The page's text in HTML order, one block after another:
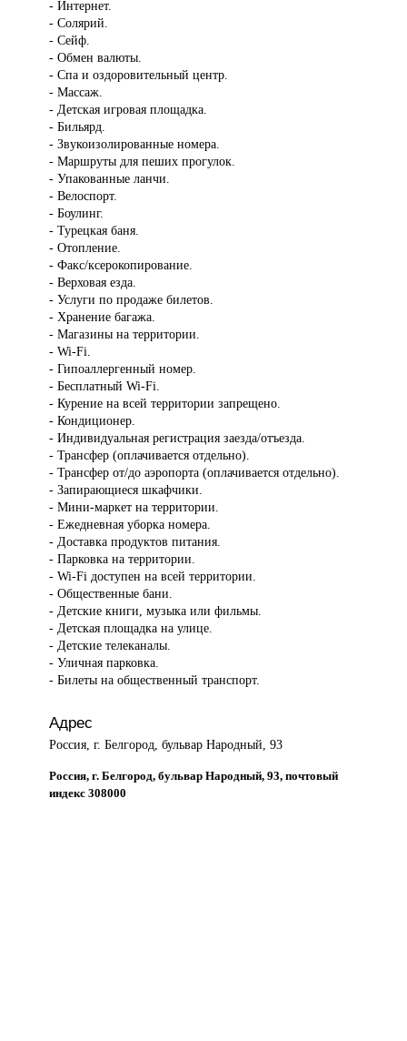
- Интернет.
- Солярий.
- Сейф.
- Обмен валюты.
- Спа и оздоровительный центр.
- Массаж.
- Детская игровая площадка.
- Бильярд.
- Звукоизолированные номера.
- Маршруты для пеших прогулок.
- Упакованные ланчи.
- Велоспорт.
- Боулинг.
- Турецкая баня.
- Отопление.
- Факс/ксерокопирование.
- Верховая езда.
- Услуги по продаже билетов.
- Хранение багажа.
- Магазины на территории.
- Wi-Fi.
- Гипоаллергенный номер.
- Бесплатный Wi-Fi.
- Курение на всей территории запрещено.
- Кондиционер.
- Индивидуальная регистрация заезда/отъезда.
- Трансфер (оплачивается отдельно).
- Трансфер от/до аэропорта (оплачивается отдельно).
- Запирающиеся шкафчики.
- Мини-маркет на территории.
- Ежедневная уборка номера.
- Доставка продуктов питания.
- Парковка на территории.
- Wi-Fi доступен на всей территории.
- Общественные бани.
- Детские книги, музыка или фильмы.
- Детская площадка на улице.
- Детские телеканалы.
- Уличная парковка.
- Билеты на общественный транспорт.
Адрес
Россия, г. Белгород, бульвар Народный, 93
Россия, г. Белгород, бульвар Народный, 93, почтовый
индекс 308000